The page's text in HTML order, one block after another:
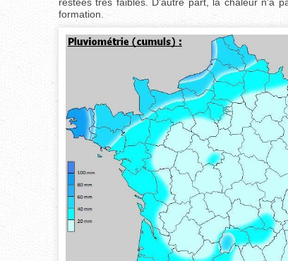
restées très faibles. D'autre part, la chaleur n'a
formation.